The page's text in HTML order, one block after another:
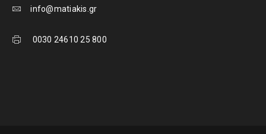
info@matiakis.gr
0030 24610 25 800